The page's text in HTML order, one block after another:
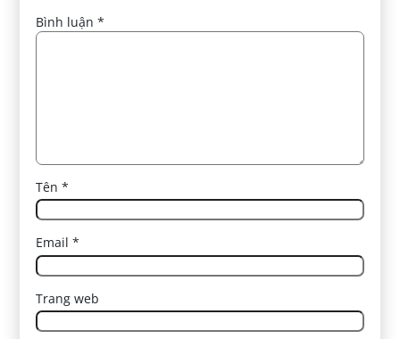
Bình luận*
Tên*
Email*
Trang web